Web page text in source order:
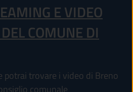
E VIDEO
COMUNE DI
trovare i video di Breno
comunale